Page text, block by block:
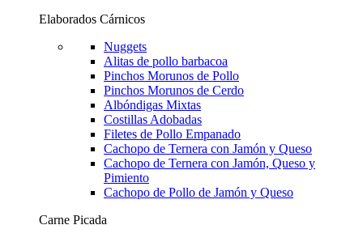
Elaborados Cárnicos
Nuggets
Alitas de pollo barbacoa
Pinchos Morunos de Pollo
Pinchos Morunos de Cerdo
Albóndigas Mixtas
Costillas Adobadas
Filetes de Pollo Empanado
Cachopo de Ternera con Jamón y Queso
Cachopo de Ternera con Jamón, Queso y
Pimiento
Cachopo de Pollo de Jamón y Queso
Carne Picada